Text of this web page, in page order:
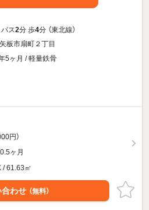
ス2分 歩4分 （東北線）
板市扇町２丁目
5ヶ月 / 軽量鉄骨
円）
0.5ヶ月
/ 61.63㎡
合わせ （無料）